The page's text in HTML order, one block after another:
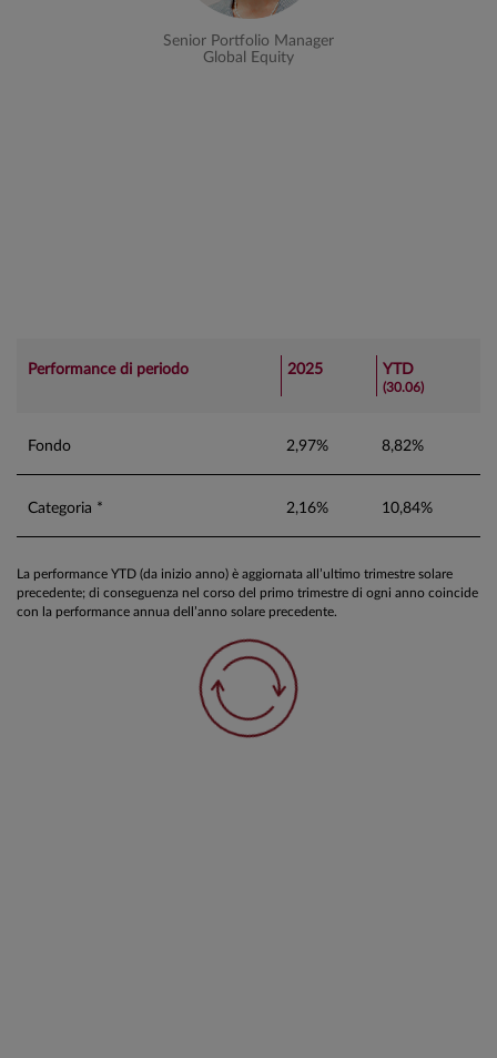
Senior Portfolio Manager
Global Equity
Performance di periodo 2025 YTD
(30.06)
Fondo 2,97% 8,82%
Categoria * 2,16% 10,84%
La performance YTD (da inizio anno) è aggiornata all’ultimo trimestre solare
precedente; di conseguenza nel corso del primo trimestre di ogni anno coincide
con la performance annua dell’anno solare precedente.